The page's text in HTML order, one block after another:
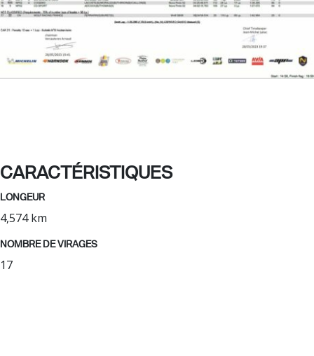
CARACTÉRISTIQUES
LONGEUR
4,574 km
NOMBRE DE VIRAGES
17